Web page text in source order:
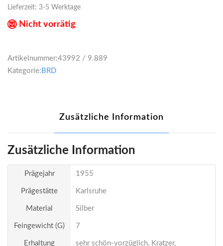
Lieferzeit: 3-5 Werktage
Nicht vorrätig
Artikelnummer:43992 / 9.889
Kategorie: BRD
Zusätzliche Information
Zusätzliche Information
Prägejahr 1955
Prägestätte Karlsruhe
Material Silber
Feingewicht (g) 7
Erhaltung sehr schön-vorzüglich, Kratzer,